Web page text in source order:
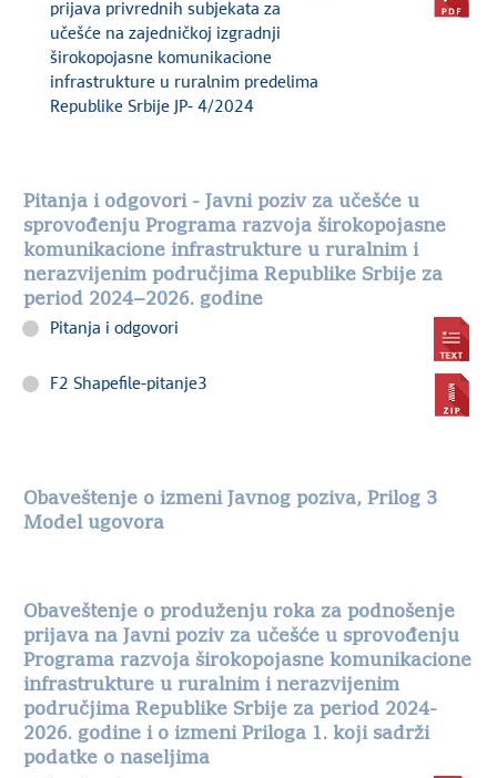
prijava privrednih subjekata za
učešće na zajedničkoj izgradnji
širokopojasne komunikacione
infrastrukture u ruralnim predelima
Republike Srbije JP- 4/2024
Pitanja i odgovori - Javni poziv za učešće u
sprovođenju Programa razvoja širokopojasne
komunikacione infrastrukture u ruralnim i
nerazvijenim područjima Republike Srbije za
period 2024−2026. godine
Pitanja i odgovori
F2 Shapefile-pitanje3
Obaveštenje o izmeni Javnog poziva, Prilog 3
Model ugovora
Obaveštenje o produženju roka za podnošenje
prijava na Javni poziv za učešće u sprovođenju
Programa razvoja širokopojasne komunikacione
infrastrukture u ruralnim i nerazvijenim
područjima Republike Srbije za period 2024-
2026. godine i o izmeni Priloga 1. koji sadrži
podatke o naseljima